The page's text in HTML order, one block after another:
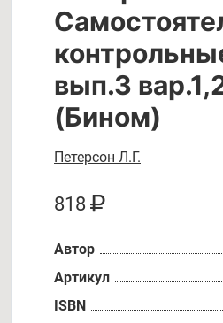
вып.3
(Бином)
Петерсон Л.Г.
818
Автор
Артикул
ISBN